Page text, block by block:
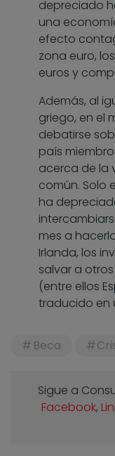
depreciado
una
efecto
zona euro,
euros y
Además, al
griego, en el
debatirse
país
acerca de la
común. Solo
ha
mes a
Irlanda, los
salvar a
(entre ellos
traducido en
Beca
Sigue a
Facebook,